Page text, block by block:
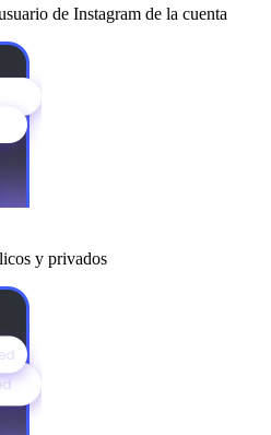
de Instagram de la cuenta
y privados